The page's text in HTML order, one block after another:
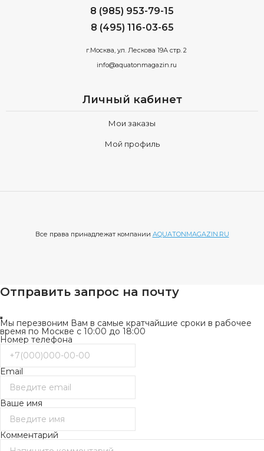
8 (985) 953-79-15
8 (495) 116-03-65
г.Москва, ул. Лескова 19А стр. 2
info@aquatonmagazin.ru
Личный кабинет
Мои заказы
Мой профиль
Все права принадлежат компании AQUATONMAGAZIN.RU
Отправить запрос на почту
Мы перезвоним Вам в самые кратчайшие сроки в рабочее
время по Москве с 10:00 до 18:00
Номер телефона
Email
Ваше имя
Комментарий